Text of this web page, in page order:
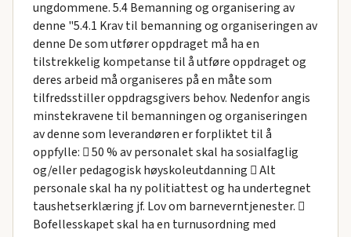
ungdommene. 5.4 Bemanning og organisering av
denne "5.4.1 Krav til bemanning og organiseringen av
denne De som utfører oppdraget må ha en
tilstrekkelig kompetanse til å utføre oppdraget og
deres arbeid må organiseres på en måte som
tilfredsstiller oppdragsgivers behov. Nedenfor angis
minstekravene til bemanningen og organiseringen
av denne som leverandøren er forpliktet til å
oppfylle:  50 % av personalet skal ha sosialfaglig
og/eller pedagogisk høyskoleutdanning  Alt
personale skal ha ny politiattest og ha undertegnet
taushetserklæring jf. Lov om barneverntjenester. 
Bofellesskapet skal ha en turnusordning med